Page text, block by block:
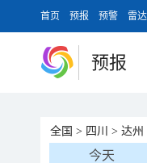
首页 预报 预警 雷达
预报
全国 > 四川 > 达州
今天